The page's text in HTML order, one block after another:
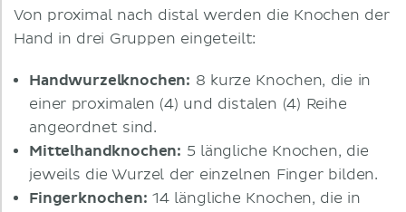
Von proximal nach distal werden die Knochen der
Hand in drei Gruppen eingeteilt:
Handwurzelknochen: 8 kurze Knochen, die in
einer proximalen (4) und distalen (4) Reihe
angeordnet sind.
Mittelhandknochen: 5 längliche Knochen, die
jeweils die Wurzel der einzelnen Finger bilden.
Fingerknochen:14 längliche Knochen, die in